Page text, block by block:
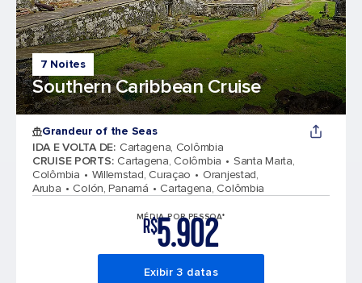
7 Noites
Southern Caribbean Cruise
Grandeur of the Seas
IDA E VOLTA DE: Cartagena, Colômbia
CRUISE PORTS: Cartagena, Colômbia
Santa Marta,
Colômbia
Willemstad, Curaçao
Oranjestad,
Aruba
Colón, Panamá Cartagena, Colômbia
MÉDIA POR PESSOA*
R$5.902
Exibir 3 datas